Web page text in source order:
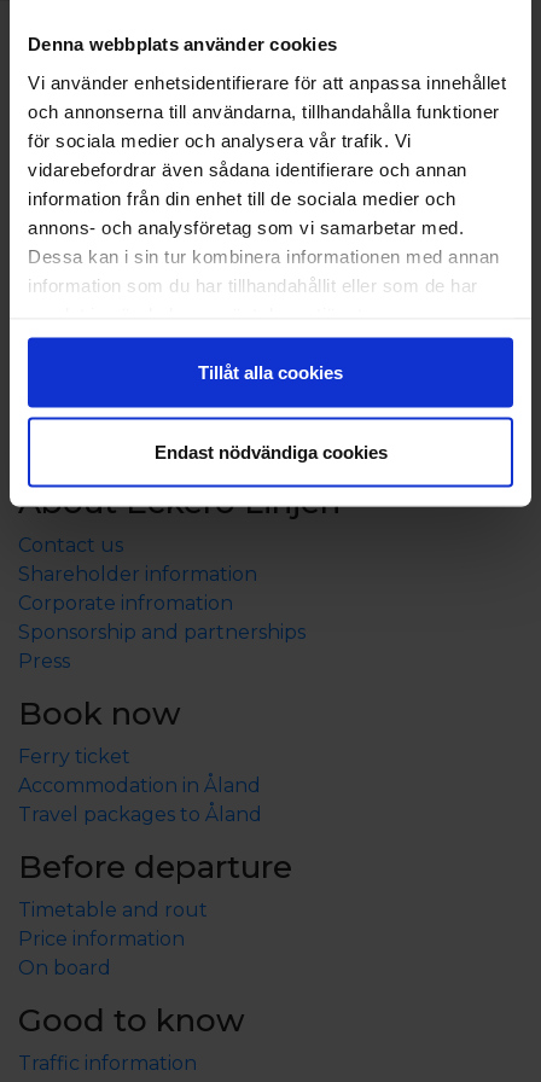
Denna webbplats använder cookies
Vi använder enhetsidentifierare för att anpassa innehållet
och annonserna till användarna, tillhandahålla funktioner
för sociala medier och analysera vår trafik. Vi
vidarebefordrar även sådana identifierare och annan
information från din enhet till de sociala medier och
annons- och analysföretag som vi samarbetar med.
Dessa kan i sin tur kombinera informationen med annan
information som du har tillhandahållit eller som de har
Tillåt alla cookies
Endast nödvändiga cookies
Distance: Eckerö harbor 8 km, Mariehamn 39 km,
bus stop 300 m, store 20 km, neighbour 20 m, sea
shore 75 m, beach 150 m.
Pets are not allowed!
Check in from kl. 15.00, check out kl. 12.00.
Facilities
Sauna
About Eckerö Linjen
Contact us
Shareholder information
Corporate infromation
Sponsorship and partnerships
Press
Book now
Ferry ticket
Accommodation in Åland
Travel packages to Åland
Before departure
Timetable and rout
Price information
On board
Good to know
Traffic information